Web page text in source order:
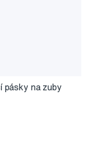
pásky na zuby